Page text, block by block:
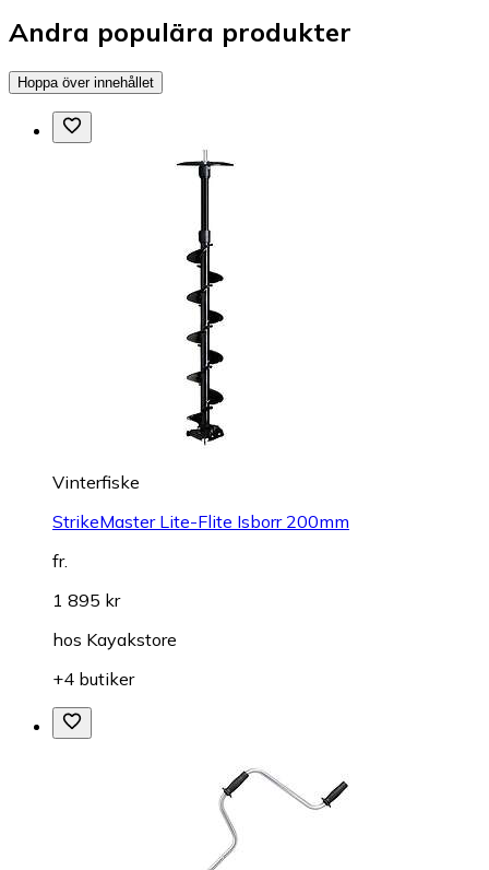
Andra populära produkter
Hoppa över innehållet
Vinterfiske
StrikeMaster Lite-Flite Isborr 200mm
fr.
1 895 kr
hos Kayakstore
+4 butiker